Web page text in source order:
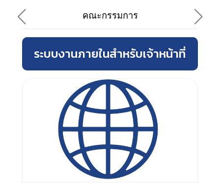
คณะกรรมการ
ระบบงานภายในสำหรับเจ้าหน้าที่